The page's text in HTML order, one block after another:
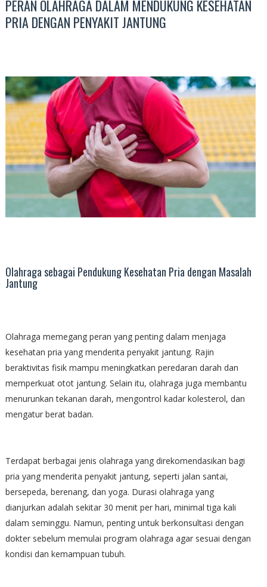
PERAN OLAHRAGA DALAM MENDUKUNG KESEHATAN
PRIA DENGAN PENYAKIT JANTUNG
Olahraga sebagai Pendukung Kesehatan Pria dengan Masalah
Jantung
Olahraga memegang peran yang penting dalam menjaga
kesehatan pria yang menderita penyakit jantung. Rajin
beraktivitas fisik mampu meningkatkan peredaran darah dan
memperkuat otot jantung. Selain itu, olahraga juga membantu
menurunkan tekanan darah, mengontrol kadar kolesterol, dan
mengatur berat badan.
Terdapat berbagai jenis olahraga yang direkomendasikan bagi
pria yang menderita penyakit jantung, seperti jalan santai,
bersepeda, berenang, dan yoga. Durasi olahraga yang
dianjurkan adalah sekitar 30 menit per hari, minimal tiga kali
dalam seminggu. Namun, penting untuk berkonsultasi dengan
dokter sebelum memulai program olahraga agar sesuai dengan
kondisi dan kemampuan tubuh.